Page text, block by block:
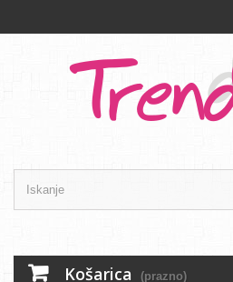
Košarica (prazno)